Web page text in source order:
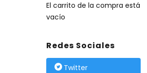
El carrito de la compra está
vacío
Redes Sociales
Twitter